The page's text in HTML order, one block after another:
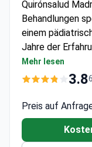
Quirónsalud
Behandlungen
einem
Jahre der
Hüftdysplasie
konzentriert.
Mehr lesen
3.8
Preis auf